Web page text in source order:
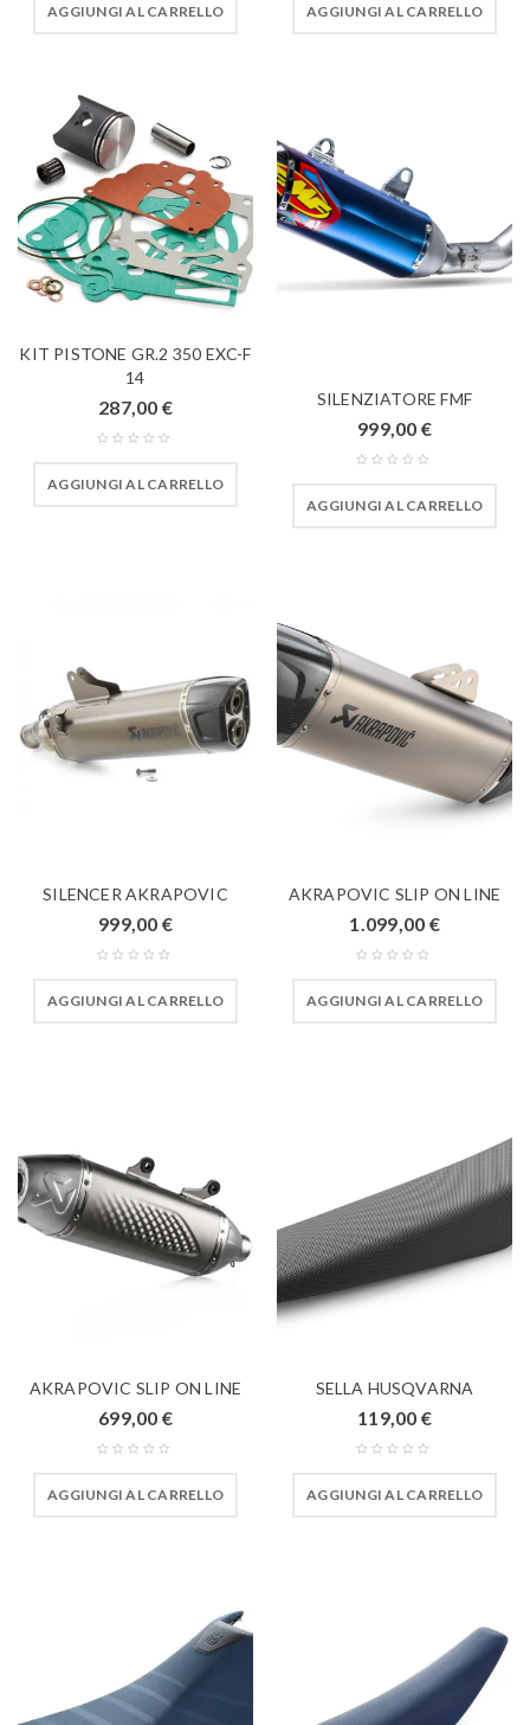
AGGIUNGI AL CARRELLO AGGIUNGI AL CARRELLO
KIT PISTONE GR.2 350 EXC-F
14
287,00 €
AGGIUNGI AL CARRELLO
SILENZIATORE FMF
999,00 €
AGGIUNGI AL CARRELLO
SILENCER AKRAPOVIC
999,00 €
AGGIUNGI AL CARRELLO
AKRAPOVIC SLIP ON LINE
1.099,00 €
AGGIUNGI AL CARRELLO
AKRAPOVIC SLIP ON LINE
699,00 €
AGGIUNGI AL CARRELLO
SELLA HUSQVARNA
119,00 €
AGGIUNGI AL CARRELLO